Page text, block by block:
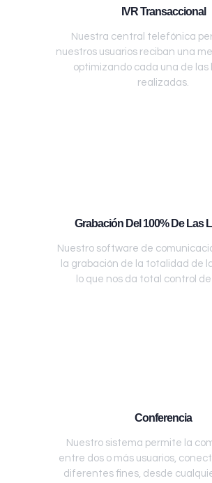
IVR Transaccional
Nuestra central telefónica
nuestros usuarios reciban una
optimizando cada una de las
realizadas.
Grabación Del 100% De Las
Nuestro software de
la grabación de la totalidad de
lo que nos da total control
Conferencia
Nuestro sistema permite la
entre dos o más usuarios,
diferentes fines, desde